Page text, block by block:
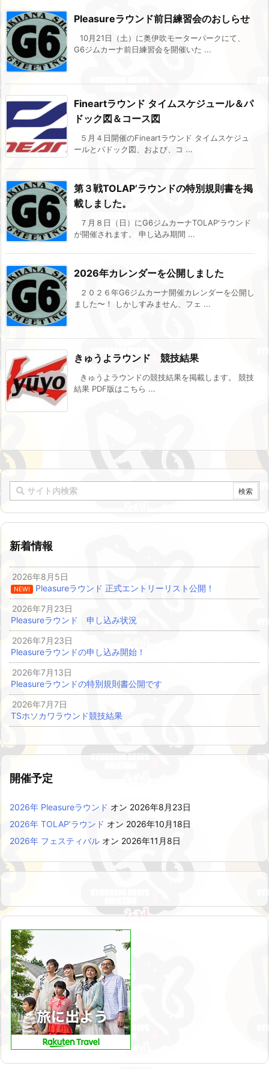
Pleasureラウンド前日練習会のおしらせ
10月21日（土）に奥伊吹モーターパークにて、
G6ジムカーナ前日練習会を開催いた ...
Fineartラウンド タイムスケジュール＆パ
ドック図＆コース図
５月４日開催のFineartラウンド タイムスケジュ
ールとパドック図、および、コ ...
第３戦TOLAP’ラウンドの特別規則書を掲
載しました。
７月８日（日）にG6ジムカーナTOLAP'ラウンド
が開催されます。 申し込み期間 ...
2026年カレンダーを公開しました
２０２６年G6ジムカーナ開催カレンダーを公開し
ました〜！ しかしすみません、フェ ...
きゅうよラウンド 競技結果
きゅうよラウンドの競技結果を掲載します。 競技
結果 PDF版はこちら ...
新着情報
2026年8月5日
NEW!
Pleasureラウンド 正式エントリーリスト公開！
2026年7月23日
Pleasureラウンド 申し込み状況
2026年7月23日
Pleasureラウンドの申し込み開始！
2026年7月13日
Pleasureラウンドの特別規則書公開です
2026年7月7日
TSホソカワラウンド競技結果
開催予定
2026年 Pleasureラウンド オン 2026年8月23日
2026年 TOLAP’ラウンド オン 2026年10月18日
2026年 フェスティバル オン 2026年11月8日